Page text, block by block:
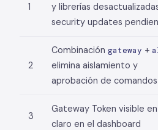
1
y librerías
security updates
2
Combinación gateway +
elimina aislamiento y
aprobación de comandos
3
Gateway Token visible
claro en el dashboard